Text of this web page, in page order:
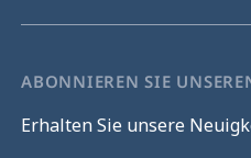
ABONNIEREN SIE
Erhalten Sie unsere